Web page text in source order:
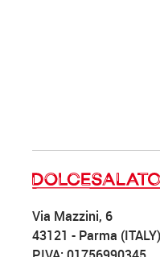
Via Mazzini, 6
43121 - Parma (ITALY)